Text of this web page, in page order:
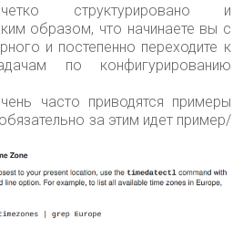
структурировано и
образом, что начинаете вы с
и постепенно переходите к
по конфигурированию
часто приводятся примеры
за этим идет пример/